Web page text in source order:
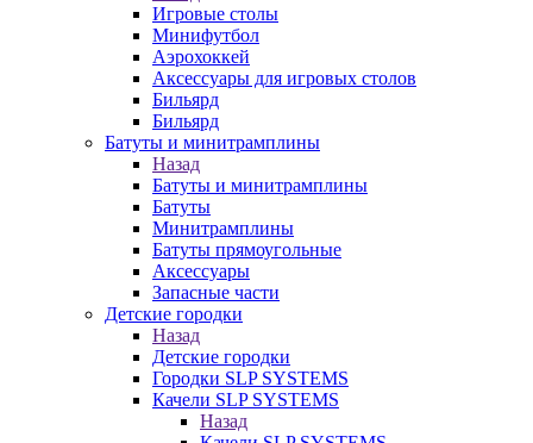
Игровые столы
Минифутбол
Аэрохоккей
Аксессуары для игровых столов
Бильяpд
Бильяpд
Батуты и минитрамплины
Назад
Батуты и минитрамплины
Батуты
Минитрамплины
Батуты прямоугольные
Аксессуары
Запасные части
Детские городки
Назад
Детские городки
Городки SLP SYSTEMS
Качели SLP SYSTEMS
Назад